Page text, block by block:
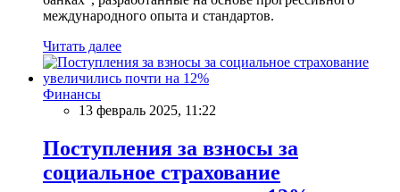
международного опыта и стандартов.
Читать далее
Финансы
13 февраль 2025, 11:22
Поступления за взносы за
социальное страхование